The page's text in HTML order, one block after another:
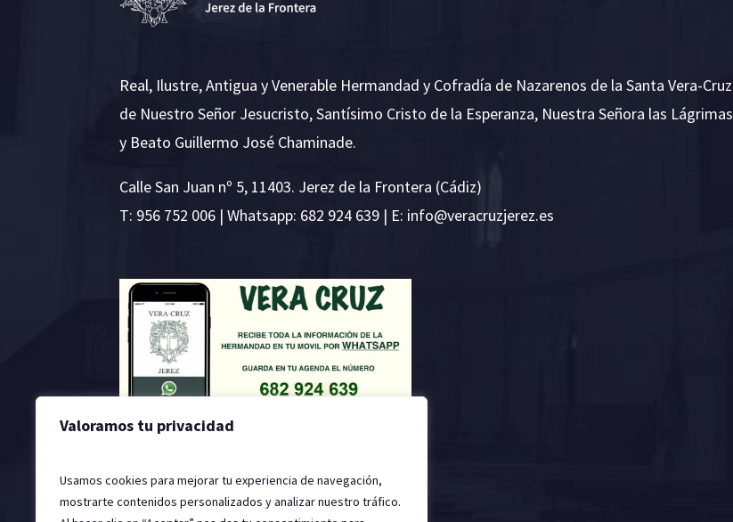
Valoramos tu privacidad
Usamos cookies para mejorar tu experiencia de navegación,
mostrarte contenidos personalizados y analizar nuestro tráfico.
Real, Ilustre, Antigua y Venerable Hermandad y Cofradía de Nazarenos de la Santa Vera-Cruz
de Nuestro Señor Jesucristo, Santísimo Cristo de la Esperanza, Nuestra Señora las Lágrimas
y Beato Guillermo José Chaminade.
Calle San Juan nº 5, 11403. Jerez de la Frontera (Cádiz)
T: 956 752 006 | Whatsapp: 682 924 639 | E: se.ze
rejzu
rcare
v@ofn
i